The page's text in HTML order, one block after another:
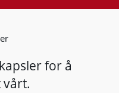
for å